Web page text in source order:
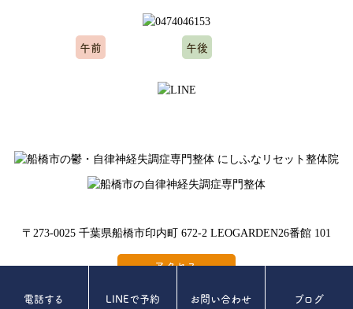
電話する LINEで予約 お問い合わせ ブログ
午前 午後
〒273-0025 千葉県船橋市印内町 672-2 LEOGARDEN26番館 101
アクセス